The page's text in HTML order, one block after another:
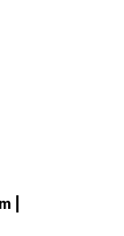
|